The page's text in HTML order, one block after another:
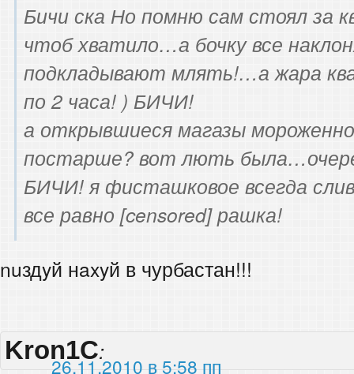
Бичи ска Но помню сам стоял за
чтоб хватило…а бочку все
подкладывают млять!…а жара
по 2 часа! ) БИЧИ!
а открывшиеся магазы
постарше? вот лють
БИЧИ! я фисташковое всегда
все равно [censored] рашка!
nuздyй нaxyй в чурбастан!!!
Kron1C:
26.11.2010 в 5:58 пп